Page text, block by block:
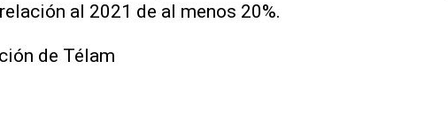
al 2021 de al menos 20%.
de Télam